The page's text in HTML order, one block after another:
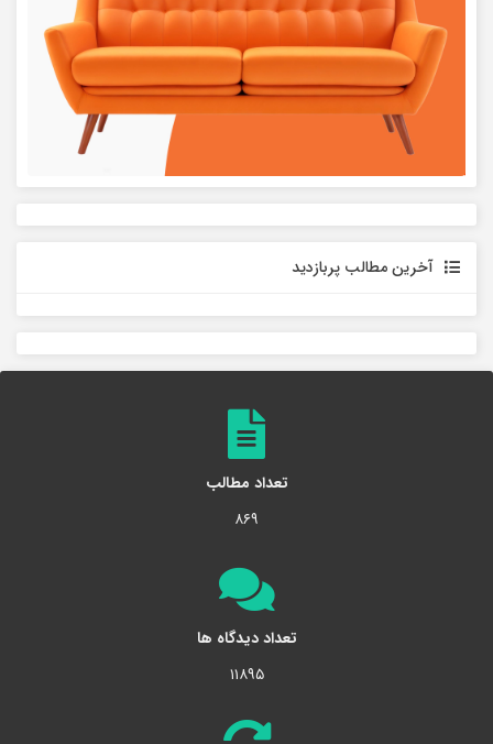
آخرین مطالب پربازدید
تعداد مطالب
۸۶۹
تعداد دیدگاه ها
۱۱۸۹۵